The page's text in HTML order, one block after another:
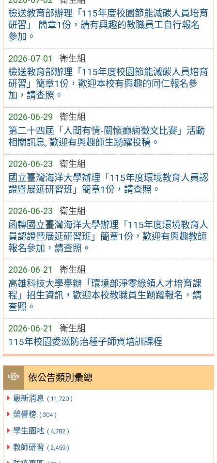
檢送教育部辦理「115年度校園節能減碳人員培育
研習」 簡章1份，請有興趣的教職員工自行報名
參加。
2026-07-01 衛生組
檢送教育部辦理「115年度校園節能減碳人員培育
研習」簡章1份，歡迎本校有興趣的同仁報名參
加，請查照。
2026-06-29 衛生組
第二十四屆「人間有情-關懷癫痫徵文比賽」活動
相關訊息, 歡迎有興趣師生踴躍投稿。
2026-06-23 衛生組
國立臺灣海洋大學辦理「115年度環境教育人員認
證暨展延研習班」簡章1份，請查照。
2026-06-23 衛生組
函轉國立臺灣海洋大學辦理「115年度環境教育人
員認證暨展延研習班」簡章1份，歡迎有興趣教師
報名參加，請查照。
2026-06-21 衛生組
高雄科技大學舉辦「環境部淨零綠領人才培育課
程」招生資訊，歡迎本校教職員生踴躍報名，請
查照。
2026-06-21 衛生組
115年校園愛滋防治種子師資培訓課程
依公告類別彙總
最新消息 ( 11,720 )
榮譽榜 ( 304 )
學生園地 ( 4,782 )
教師研習 ( 2,459 )